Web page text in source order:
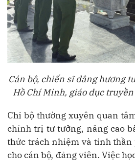
Cán bộ, chiến sĩ dâng hương
Hồ Chí Minh, giáo dục
Chi bộ thường xuyên quan
chính trị tư tưởng, nâng cao
thức trách nhiệm và tinh thần
cho cán bộ, đảng viên. Việc